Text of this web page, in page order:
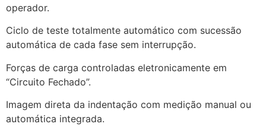
operador.
Ciclo de teste totalmente automático com sucessão
automática de cada fase sem interrupção.
Forças de carga controladas eletronicamente em
“Circuito Fechado”.
Imagem direta da indentação com medição manual ou
automática integrada.